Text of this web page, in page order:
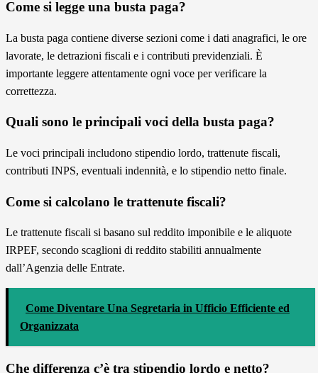
Come si legge una busta paga?
La busta paga contiene diverse sezioni come i dati anagrafici, le ore
lavorate, le detrazioni fiscali e i contributi previdenziali. È
importante leggere attentamente ogni voce per verificare la
correttezza.
Quali sono le principali voci della busta paga?
Le voci principali includono stipendio lordo, trattenute fiscali,
contributi INPS, eventuali indennità, e lo stipendio netto finale.
Come si calcolano le trattenute fiscali?
Le trattenute fiscali si basano sul reddito imponibile e le aliquote
IRPEF, secondo scaglioni di reddito stabiliti annualmente
dall’Agenzia delle Entrate.
Come Diventare Una Segretaria in Ufficio Efficiente ed
Organizzata
Che differenza c’è tra stipendio lordo e netto?